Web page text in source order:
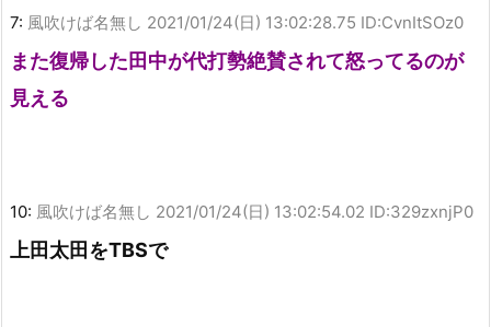
7: 風吹けば名無し 2021/01/24(日) 13:02:28.75 ID:CvnItSOz0
また復帰した田中が代打勢絶賛されて怒ってるのが
見える
10: 風吹けば名無し 2021/01/24(日) 13:02:54.02 ID:329zxnjP0
上田太田をTBSで